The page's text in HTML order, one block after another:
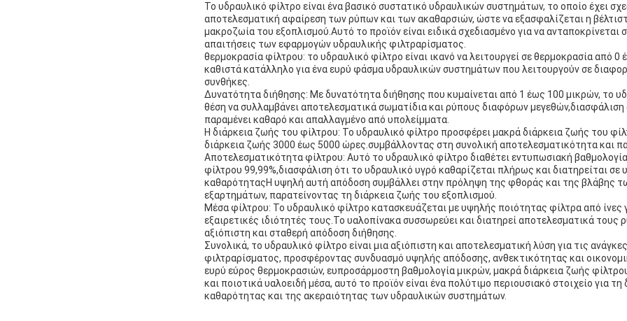
Το υδραυλικό φίλτρο είναι ένα βασικό συστατικό υδραυλικών συστημάτων, το οποίο έχει
αποτελεσματική αφαίρεση των ρύπων και των ακαθαρσιών, ώστε να εξασφαλίζεται η
μακροζωία του εξοπλισμού.Αυτό το προϊόν είναι ειδικά σχεδιασμένο για να ανταποκρίνεται
απαιτήσεις των εφαρμογών υδραυλικής φιλτραρίσματος.
θερμοκρασία φίλτρου: το υδραυλικό φίλτρο είναι ικανό να λειτουργεί σε θερμοκρασία από 0
καθιστά κατάλληλο για ένα ευρύ φάσμα υδραυλικών συστημάτων που λειτουργούν σε
συνθήκες.
Δυνατότητα διήθησης: Με δυνατότητα διήθησης που κυμαίνεται από 1 έως 100 μικρών, το
θέση να συλλαμβάνει αποτελεσματικά σωματίδια και ρύπους διαφόρων μεγεθών,διασφάλιση
παραμένει καθαρό και απαλλαγμένο από υπολείμματα.
Η διάρκεια ζωής του φίλτρου: Το υδραυλικό φίλτρο προσφέρει μακρά διάρκεια ζωής του
διάρκεια ζωής 3000 έως 5000 ώρες.συμβάλλοντας στη συνολική αποτελεσματικότητα και
Αποτελεσματικότητα φίλτρου: Αυτό το υδραυλικό φίλτρο διαθέτει εντυπωσιακή
φίλτρου 99,99%,διασφάλιση ότι το υδραυλικό υγρό καθαρίζεται πλήρως και διατηρείται σε
καθαρότηταςΗ υψηλή αυτή απόδοση συμβάλλει στην πρόληψη της φθοράς και της βλάβης
εξαρτημάτων, παρατείνοντας τη διάρκεια ζωής του εξοπλισμού.
Μέσα φίλτρου: Το υδραυλικό φίλτρο κατασκευάζεται με υψηλής ποιότητας φίλτρα από ίνες
εξαιρετικές ιδιότητές τους.Το υαλοπίνακα συσσωρεύει και διατηρεί αποτελεσματικά τους
αξιόπιστη και σταθερή απόδοση διήθησης.
Συνολικά, το υδραυλικό φίλτρο είναι μια αξιόπιστη και αποτελεσματική λύση για τις
φιλτραρίσματος, προσφέροντας συνδυασμό υψηλής απόδοσης, ανθεκτικότητας και
ευρύ εύρος θερμοκρασιών, ευπροσάρμοστη βαθμολογία μικρών, μακρά διάρκεια ζωής
και ποιοτικά υαλοειδή μέσα, αυτό το προϊόν είναι ένα πολύτιμο περιουσιακό στοιχείο για
καθαρότητας και της ακεραιότητας των υδραυλικών συστημάτων.